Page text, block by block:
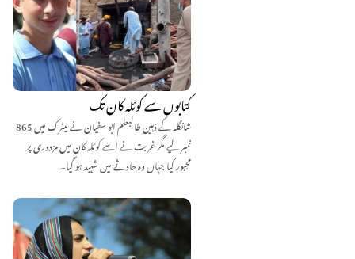
کتابوں سے کوئلہ کان تک
شانگلہ کے ذہین طالبعلم ابو سفیان نے میٹرک میں 865
نمبر لیے مگر غربت نے اسے کوئلہ کان میں مزدوری پر
مجبور کیا جہاں وہ حادثے میں شہید ہو گیا۔